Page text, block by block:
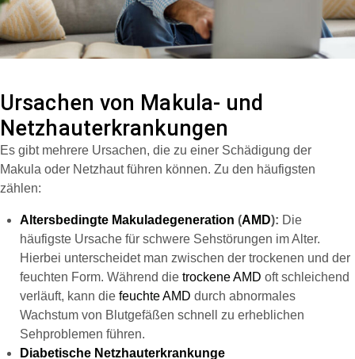
Ursachen von Makula- und
Netzhauterkrankungen
Es gibt mehrere Ursachen, die zu einer Schädigung der
Makula oder Netzhaut führen können. Zu den häufigsten
zählen:
Altersbedingte Makuladegeneration (AMD): Die
häufigste Ursache für schwere Sehstörungen im Alter.
Hierbei unterscheidet man zwischen der trockenen und der
feuchten Form. Während die trockene AMD oft schleichend
verläuft, kann die feuchte AMD durch abnormales
Wachstum von Blutgefäßen schnell zu erheblichen
Sehproblemen führen.
Diabetische Netzhauterkrankunge